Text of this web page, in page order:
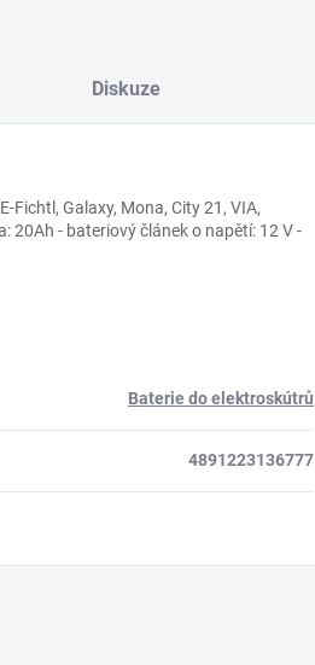
Diskuze
Fichtl, Galaxy, Mona, City 21, VIA,
20Ah - bateriový článek o napětí: 12 V -
Baterie do elektroskútrů
4891223136777